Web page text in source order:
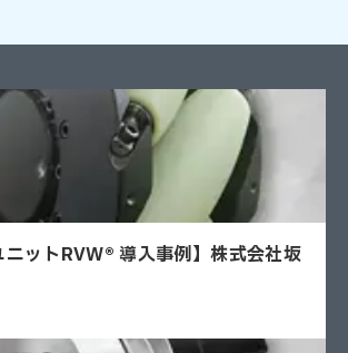
ニットRVW® 導入事例】株式会社坂